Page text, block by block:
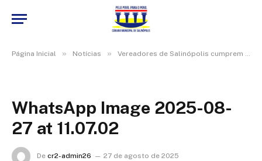
Página Inicial » Notícias » Vereadores de Salinópolis cumprem agenda institucional em Brasília em busca de recursos
WhatsApp Image 2025-08-
27 at 11.07.02
De cr2-admin26 27 de agosto de 2025